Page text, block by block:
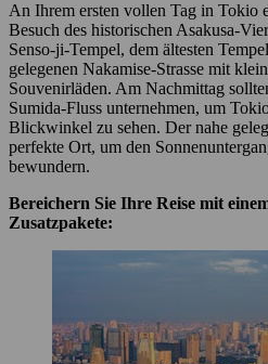
An Ihrem ersten vollen Tag in Tokio
Besuch des historischen Asakusa-
Senso-ji-Tempel, dem ältesten
gelegenen Nakamise-Strasse mit
Souvenirläden. Am Nachmittag
Sumida-Fluss unternehmen, um
Blickwinkel zu sehen. Der nahe
perfekte Ort, um den
bewundern.
Bereichern Sie Ihre Reise mit
Zusatzpakete: